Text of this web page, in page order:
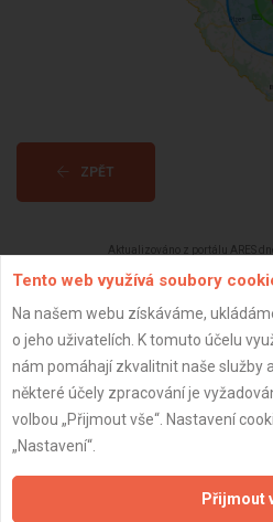
ZPĚT
Aktualizováno z portálu ARES
Důležité
Naše firmy a
Zásady pro používání
Obchodní podmínky
Tento web využívá soubory
Na našem webu získáváme,
o jeho uživatelích. K tomuto účelu
nám pomáhají zkvalitnit naše služby
některé účely zpracování je
volbou „Přijmout vše“. Nastavení
„Nastavení“.
Přijmout